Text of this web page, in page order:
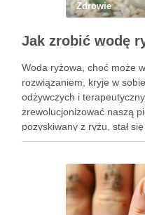
Zdrowie
Woda ryżowa, choć może
rozwiązaniem, kryje w
odżywczych i
zrewolucjonizować naszą
pozyskiwany z ryżu, stał
dbających o zdrowie
dostępna dla …